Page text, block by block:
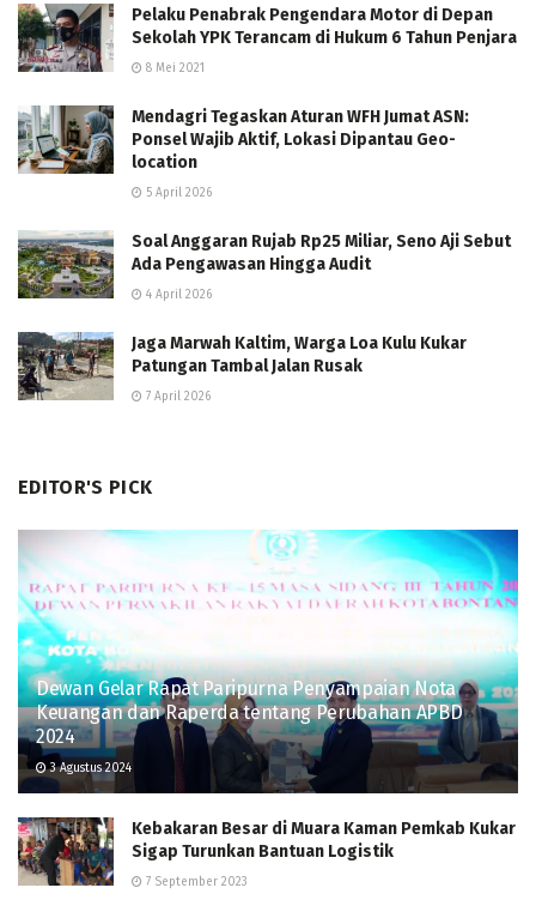
Pelaku Penabrak Pengendara Motor di Depan
Sekolah YPK Terancam di Hukum 6 Tahun Penjara
8 Mei 2021
Mendagri Tegaskan Aturan WFH Jumat ASN:
Ponsel Wajib Aktif, Lokasi Dipantau Geo-
location
5 April 2026
Soal Anggaran Rujab Rp25 Miliar, Seno Aji Sebut
Ada Pengawasan Hingga Audit
4 April 2026
Jaga Marwah Kaltim, Warga Loa Kulu Kukar
Patungan Tambal Jalan Rusak
7 April 2026
EDITOR'S PICK
Dewan Gelar Rapat Paripurna Penyampaian Nota
Keuangan dan Raperda tentang Perubahan APBD
2024
3 Agustus 2024
Kebakaran Besar di Muara Kaman Pemkab Kukar
Sigap Turunkan Bantuan Logistik
7 September 2023